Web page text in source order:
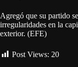
Agregó que su partido
irregularidades en la
exterior. (EFE)
Post Views: 20